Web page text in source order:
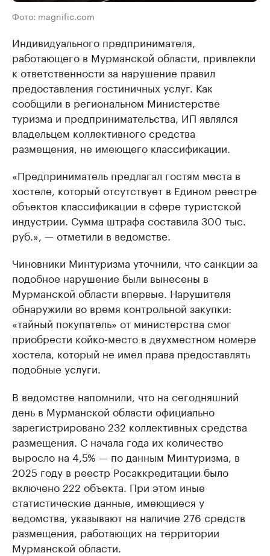
Фото: magnific.com
Индивидуального предпринимателя,
работающего в Мурманской области, привлекли
к ответственности за нарушение правил
предоставления гостиничных услуг. Как
сообщили в региональном Министерстве
туризма и предпринимательства, ИП являлся
владельцем коллективного средства
размещения, не имеющего классификации.
«Предприниматель предлагал гостям места в
хостеле, который отсутствует в Едином реестре
объектов классификации в сфере туристской
индустрии. Сумма штрафа составила 300 тыс.
руб.», — отметили в ведомстве.
Чиновники Минтуризма уточнили, что санкции за
подобное нарушение были вынесены в
Мурманской области впервые. Нарушителя
обнаружили во время контрольной закупки:
«тайный покупатель» от министерства смог
приобрести койко-место в двухместном номере
хостела, который не имел права предоставлять
подобные услуги.
В ведомстве напомнили, что на сегодняшний
день в Мурманской области официально
зарегистрировано 232 коллективных средства
размещения. С начала года их количество
выросло на 4,5% — по данным Минтуризма, в
2025 году в реестр Росаккредитации было
включено 222 объекта. При этом иные
статистические данные, имеющиеся у
ведомства, указывают на наличие 276 средств
размещения, работающих на территории
Мурманской области.